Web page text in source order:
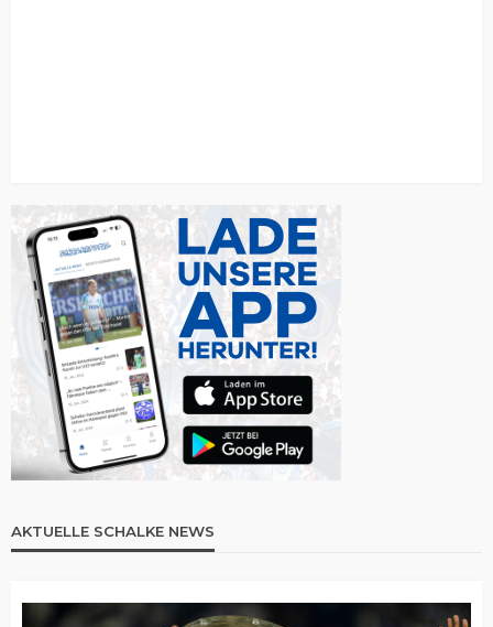
AKTUELLE SCHALKE NEWS